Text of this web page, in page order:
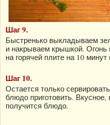
Шаг 9.
Быстренько выкладываем
и накрываем крышкой.
на горячей плите на 10
Шаг 10.
Остается только
блюдо приготовить. Вкусное,
получится блюдо.